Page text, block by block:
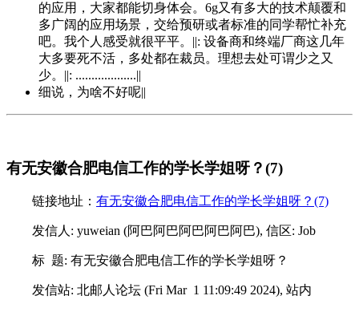
的应用，大家都能切身体会。6g又有多大的技术颠覆和
多广阔的应用场景，交给预研或者标准的同学帮忙补充
吧。我个人感受就很平平。||: 设备商和终端厂商这几年
大多要死不活，多处都在裁员。理想去处可谓少之又
少。||: ...................||
细说，为啥不好呢||
有无安徽合肥电信工作的学长学姐呀？(7)
链接地址： 有无安徽合肥电信工作的学长学姐呀？(7)
发信人: yuweian (阿巴阿巴阿巴阿巴阿巴), 信区: Job
标 题: 有无安徽合肥电信工作的学长学姐呀？
发信站: 北邮人论坛 (Fri Mar 1 11:09:49 2024), 站内